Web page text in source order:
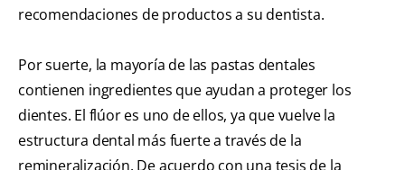
recomendaciones de productos a su dentista.
Por suerte, la mayoría de las pastas dentales
contienen ingredientes que ayudan a proteger los
dientes. El flúor es uno de ellos, ya que vuelve la
estructura dental más fuerte a través de la
remineralización. De acuerdo con una tesis de la